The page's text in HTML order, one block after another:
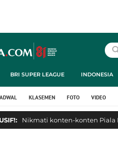
BRI SUPER LEAGUE INDONESIA
KLASEMEN FOTO VIDEO
Nikmati konten-konten Piala